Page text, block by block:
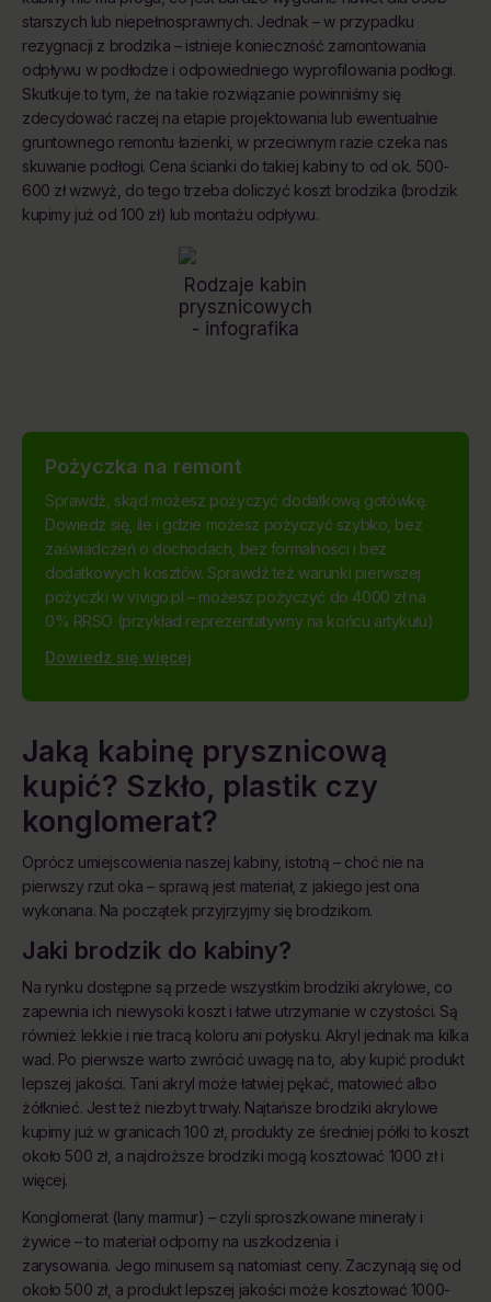
starszych lub niepełnosprawnych. Jednak – w przypadku
rezygnacji z brodzika – istnieje konieczność zamontowania
odpływu w podłodze i odpowiedniego wyprofilowania podłogi.
Skutkuje to tym, że na takie rozwiązanie powinniśmy się
zdecydować raczej na etapie projektowania lub ewentualnie
gruntownego remontu łazienki, w przeciwnym razie czeka nas
skuwanie podłogi. Cena ścianki do takiej kabiny to od ok. 500-
600 zł wzwyż, do tego trzeba doliczyć koszt brodzika (brodzik
kupimy już od 100 zł) lub montażu odpływu.
Rodzaje kabin
prysznicowych
- infografika
Pożyczka na remont
Sprawdź, skąd możesz pożyczyć dodatkową gotówkę.
Dowiedz się, ile i gdzie możesz pożyczyć szybko, bez
zaświadczeń o dochodach, bez formalności i bez
dodatkowych kosztów. Sprawdź też warunki pierwszej
pożyczki w vivigo.pl – możesz pożyczyć do 4000 zł na
0% RRSO (przykład reprezentatywny na końcu artykułu)
Dowiedz się więcej
Jaką kabinę prysznicową
kupić? Szkło, plastik czy
konglomerat?
Oprócz umiejscowienia naszej kabiny, istotną – choć nie na
pierwszy rzut oka – sprawą jest materiał, z jakiego jest ona
wykonana. Na początek przyjrzyjmy się brodzikom.
Jaki brodzik do kabiny?
Na rynku dostępne są przede wszystkim brodziki akrylowe, co
zapewnia ich niewysoki koszt i łatwe utrzymanie w czystości. Są
również lekkie i nie tracą koloru ani połysku. Akryl jednak ma kilka
wad. Po pierwsze warto zwrócić uwagę na to, aby kupić produkt
lepszej jakości. Tani akryl może łatwiej pękać, matowieć albo
żółknieć. Jest też niezbyt trwały. Najtańsze brodziki akrylowe
kupimy już w granicach 100 zł, produkty ze średniej półki to koszt
około 500 zł, a najdroższe brodziki mogą kosztować 1000 zł i
więcej.
Konglomerat (lany marmur) – czyli sproszkowane minerały i
żywice – to materiał odporny na uszkodzenia i
zarysowania. Jego minusem są natomiast ceny. Zaczynają się od
około 500 zł, a produkt lepszej jakości może kosztować 1000-